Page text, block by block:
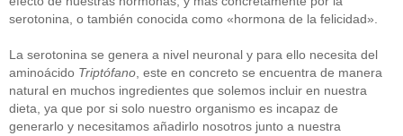
serotonina, o también conocida como «hormona de la felicidad».
La serotonina se genera a nivel neuronal y para ello necesita del
aminoácido Triptófano, este en concreto se encuentra de manera
natural en muchos ingredientes que solemos incluir en nuestra
dieta, ya que por si solo nuestro organismo es incapaz de
generarlo y necesitamos añadirlo nosotros junto a nuestra